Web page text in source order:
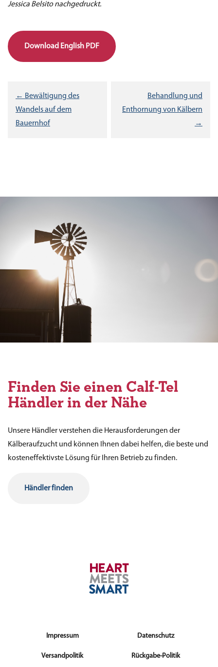
Jessica Belsito nachgedruckt.
Download English PDF
Beitragsnavigation
← Bewältigung des
Wandels auf dem
Bauernhof
Behandlung und
Enthornung von Kälbern
→
Finden Sie einen Calf-Tel
Händler in der Nähe
Unsere Händler verstehen die Herausforderungen der
Kälberaufzucht und können Ihnen dabei helfen, die beste und
kosteneffektivste Lösung für Ihren Betrieb zu finden.
Händler finden
Impressum Datenschutz
Versandpolitik Rückgabe-Politik